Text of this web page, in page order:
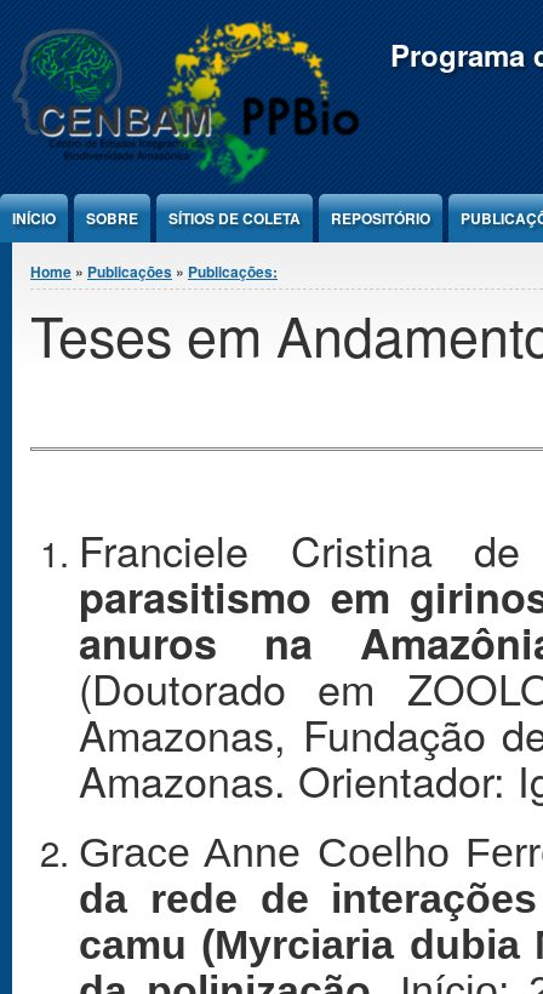
Programa
INÍCIO SOBRE SÍTIOS DE COLETA REPOSITÓRIO
You are here
Home » Publicações » Publicações:
Teses em
Franciele Cristina
parasitismo em
anuros na
(Doutorado em
Amazonas, Fundação
Amazonas. Orientador:
Grace Anne Coelho
da rede de
camu (Myrciaria dubia